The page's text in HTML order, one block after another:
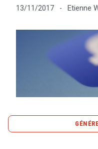
Tout sur
13/11/2017 - Etienne